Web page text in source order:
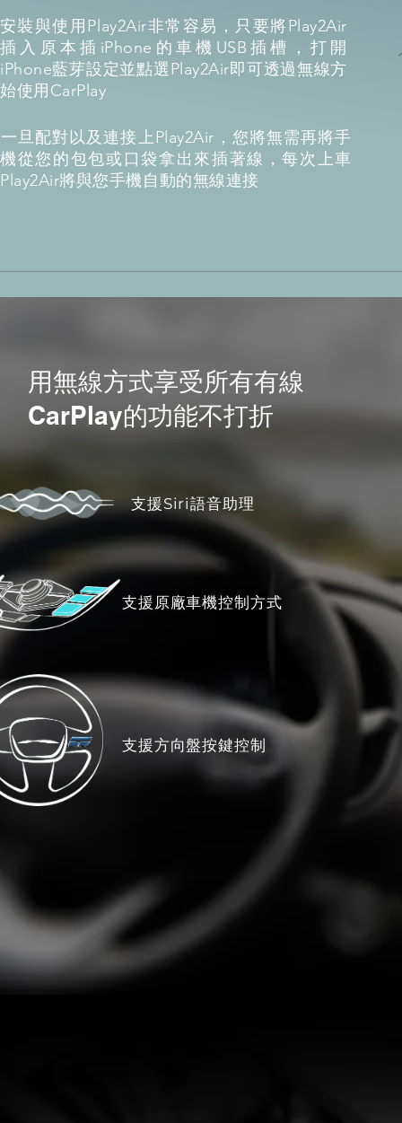
​一旦配對以及連接上Play2Air，您將無需再將手
機從您的包包或口袋拿出來插著線，每次上車
Play2Air將與您手機自動的無線連接
安裝與使用Play2Air非常容易，只要將Play2Air
插入原本插iPhone的車機USB插槽，打開
iPhone藍芽設定並點選Play2Air即可透過無線方
始使用CarPlay
用無線方式享受所有有線
CarPlay的功能不打折
支援Siri語音助理
支援原廠車機控制方式
支援方向盤按鍵控制